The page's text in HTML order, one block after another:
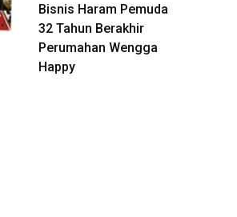
Bisnis Haram Pemuda
32 Tahun Berakhir
Perumahan Wengga
Happy